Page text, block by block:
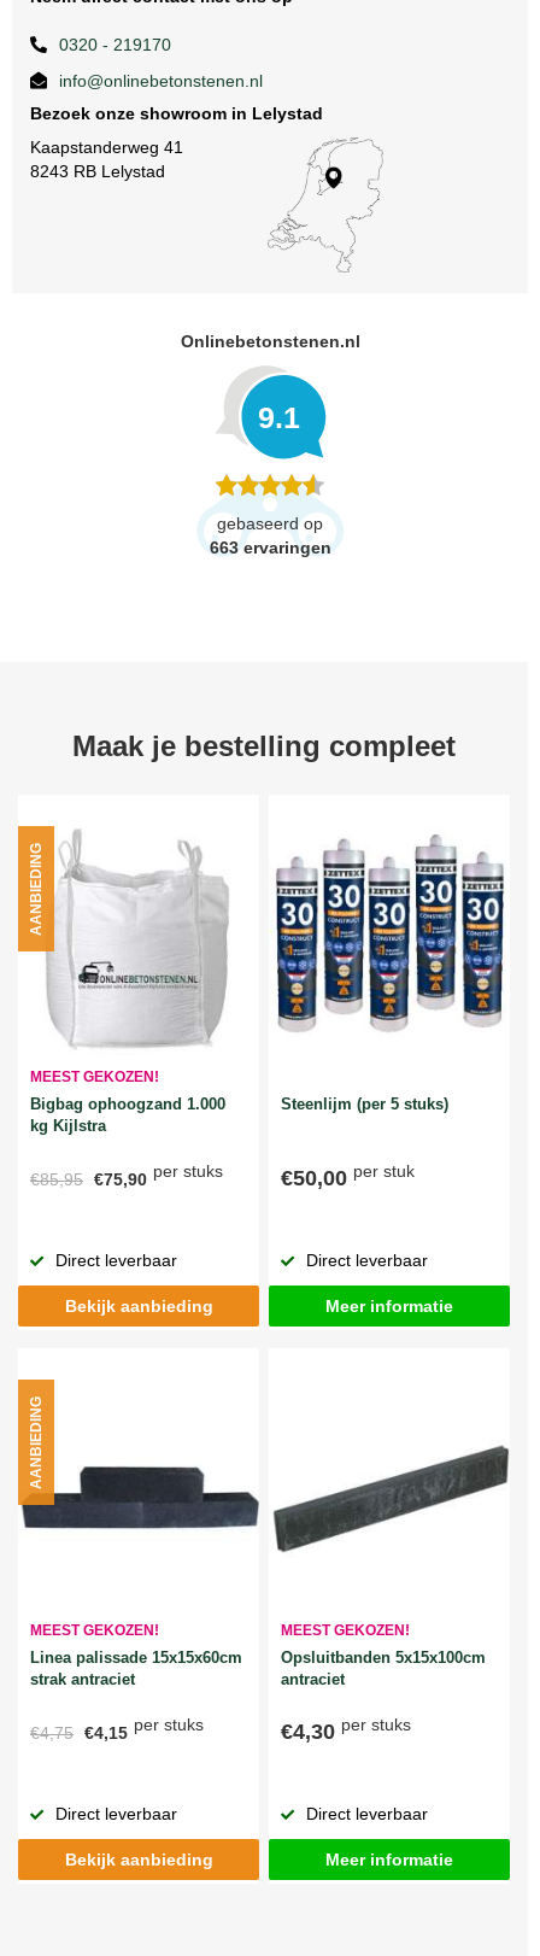
0320 - 219170
info@onlinebetonstenen.nl
Bezoek onze showroom in Lelystad
Kaapstanderweg 41
8243 RB Lelystad
Onlinebetonstenen.nl
9.1
gebaseerd op
663 ervaringen
Maak je bestelling compleet
MEEST GEKOZEN!
Bigbag ophoogzand 1.000
kg Kijlstra
€85,95 €75,90 per stuks
AANBIEDING
Direct leverbaar
Bekijk aanbieding
Steenlijm (per 5 stuks)
€50,00 per stuk
Direct leverbaar
Meer informatie
MEEST GEKOZEN!
Linea palissade 15x15x60cm
strak antraciet
€4,75 €4,15 per stuks
AANBIEDING
Direct leverbaar
Bekijk aanbieding
MEEST GEKOZEN!
Opsluitbanden 5x15x100cm
antraciet
€4,30 per stuks
Direct leverbaar
Meer informatie